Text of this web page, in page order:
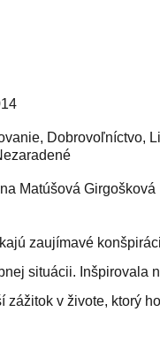
, Dobrovoľníctvo,
Matúšová Girgošková
zaujímavé
situácii. Inšpirovala
zážitok v živote, ktorý